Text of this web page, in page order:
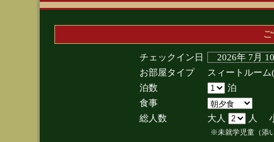
チェックイン日
2026年 7月
お部屋タイプ
スィートルー
泊数
泊
食事
総人数
大人 人
※未就学児童（添